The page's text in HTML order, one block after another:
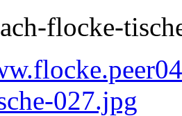
flocke-
027.jpg